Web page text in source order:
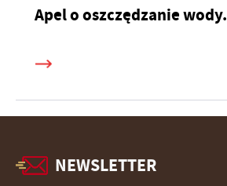
Apel o oszczędzanie wody.
NEWSLETTER